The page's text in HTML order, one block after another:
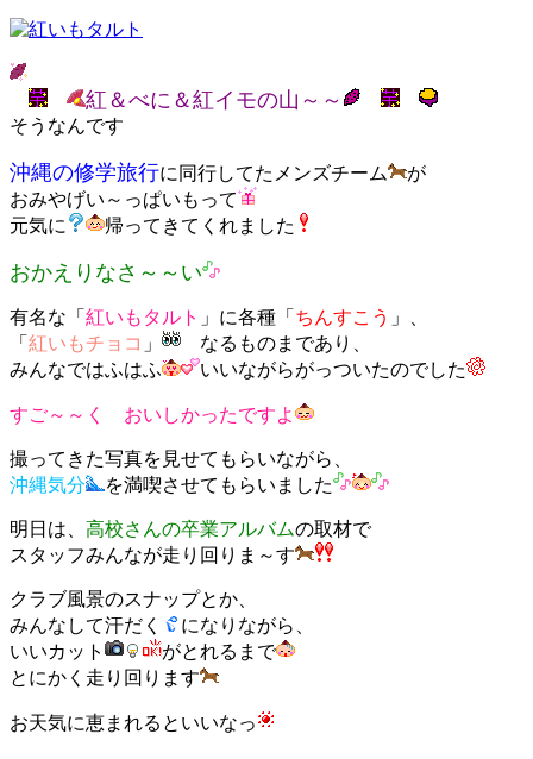
紅＆べに＆紅イモの山～～
そうなんです
沖縄の修学旅行に同行してたメンズチーム
が
おみやげい～っぱいもって
元気に
帰ってきてくれました
おかえりなさ～～い
有名な「 紅いもタルト 」に各種「 ちんすこう 」、
「 紅いもチョコ 」
なるものまであり、
みんなではふはふ
いいながらがっついたのでした
すご～～く おいしかったですよ
撮ってきた写真を見せてもらいながら、
沖縄気分
を満喫させてもらいました
明日は、 高校さんの卒業アルバムの取材で
スタッフみんなが走り回りま～す
クラブ風景のスナップとか、
みんなして汗だく
になりながら、
いいカット
がとれるまで
とにかく走り回ります
お天気に恵まれるといいなっ